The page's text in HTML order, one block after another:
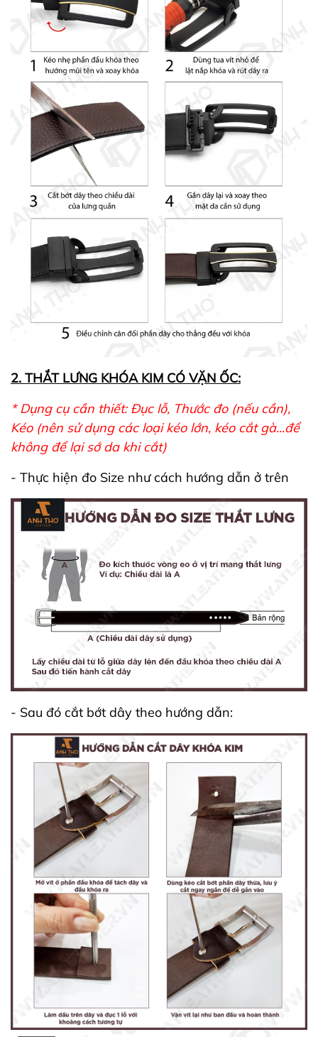
2. THẮT LƯNG KHÓA KIM CÓ VẶN ỐC:
* Dụng cụ cần thiết: Đục lỗ, Thước đo (nếu cần),
Kéo (nên sử dụng các loại kéo lớn, kéo cắt gà...để
không để lại sớ da khi cắt)
- Thực hiện đo Size như cách hướng dẫn ở trên
- Sau đó cắt bớt dây theo hướng dẫn: